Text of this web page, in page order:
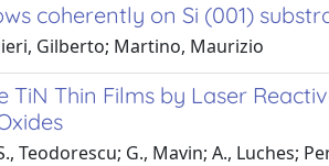
coherently on Si (001)
Gilberto; Martino, Maurizio
Thin Films by Laser
Teodorescu; G., Mavin; A., Luches;